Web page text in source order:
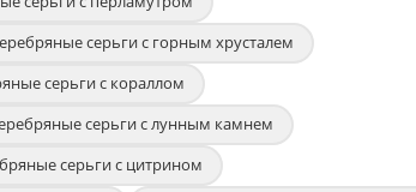
серьги с горным хрусталем
серьги с кораллом
серьги с лунным камнем
серьги с цитрином